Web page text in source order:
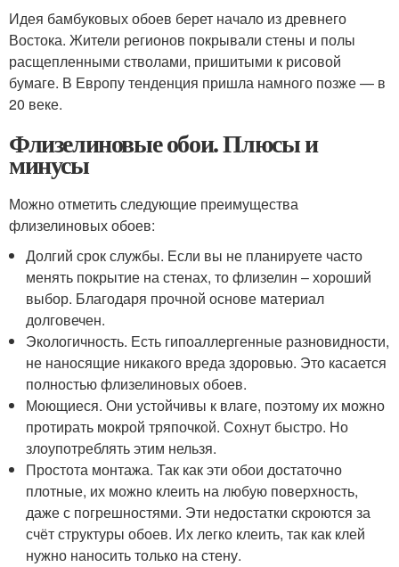
Идея бамбуковых обоев берет начало из древнего
Востока. Жители регионов покрывали стены и полы
расщепленными стволами, пришитыми к рисовой
бумаге. В Европу тенденция пришла намного позже — в
20 веке.
Флизелиновые обои. Плюсы и
минусы
Можно отметить следующие преимущества
флизелиновых обоев:
Долгий срок службы. Если вы не планируете часто
менять покрытие на стенах, то флизелин – хороший
выбор. Благодаря прочной основе материал
долговечен.
Экологичность. Есть гипоаллергенные разновидности,
не наносящие никакого вреда здоровью. Это касается
полностью флизелиновых обоев.
Моющиеся. Они устойчивы к влаге, поэтому их можно
протирать мокрой тряпочкой. Сохнут быстро. Но
злоупотреблять этим нельзя.
Простота монтажа. Так как эти обои достаточно
плотные, их можно клеить на любую поверхность,
даже с погрешностями. Эти недостатки скроются за
счёт структуры обоев. Их легко клеить, так как клей
нужно наносить только на стену.